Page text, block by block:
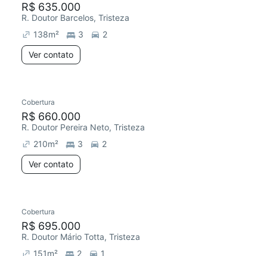
R$ 635.000
R. Doutor Barcelos, Tristeza
138m² 3
2
Ver contato
Cobertura
R$ 660.000
R. Doutor Pereira Neto, Tristeza
210m² 3
2
Ver contato
Cobertura
R$ 695.000
R. Doutor Mário Totta, Tristeza
151m² 2 1